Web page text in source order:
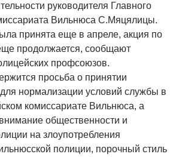
руководителя Главного
Вильнюса С.Мяцялицы.
принята еще в апреле, акция по
продолжается, сообщают
профсоюзов.
просьба о принятии
нормализации условий службы в
комиссариате Вильнюса, а
общественности и
на злоупотребления
полиции, порочный стиль